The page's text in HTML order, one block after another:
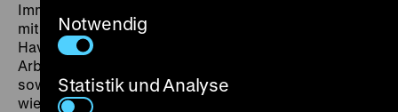
Immergleichen, das man sich seit Urzeiten schönredet
mit Phrasen wie „Sicherheit“ und „Geborgenheit“?
Havettas Veteranen wollen nicht ankommen. Die
Arbeiter- und Bauern-vitelloni Mitteleuropas strecken
soweit sie können die Tage, Monate und Jahre, bis sie
wieder einkehren in die sogenannte Normalität, sie
Notwendig
Statistik und Analyse